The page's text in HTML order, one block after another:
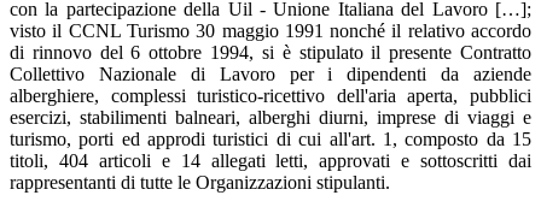
con la partecipazione della Uil - Unione Italiana del Lavoro […];
visto il CCNL Turismo 30 maggio 1991 nonché il relativo accordo
di rinnovo del 6 ottobre 1994, si è stipulato il presente Contratto
Collettivo Nazionale di Lavoro per i dipendenti da aziende
alberghiere, complessi turistico-ricettivo dell'aria aperta, pubblici
esercizi, stabilimenti balneari, alberghi diurni, imprese di viaggi e
turismo, porti ed approdi turistici di cui all'art. 1, composto da 15
titoli, 404 articoli e 14 allegati letti, approvati e sottoscritti dai
rappresentanti di tutte le Organizzazioni stipulanti.